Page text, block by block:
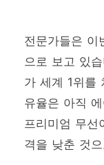
전문가들은 이
으로 보고 있
가 세계 1위를
유율은 아직
프리미엄 무선
격을 낮춘 것